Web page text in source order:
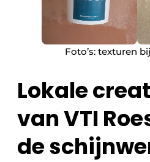
Foto’s: texturen
Lokale
van VTI
de